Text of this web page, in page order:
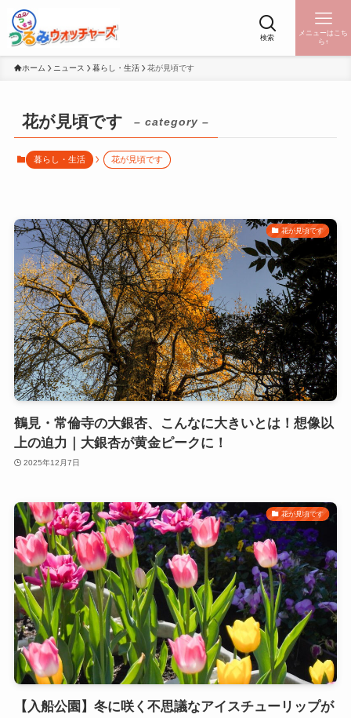
検索
メニューはこち
ら↑
ホーム ニュース 暮らし・生活 花が見頃です
花が見頃です – category –
暮らし・生活 花が見頃です
花が見頃です
鶴見・常倫寺の大銀杏、こんなに大きいとは！想像以
上の迫力｜大銀杏が黄金ピークに！
2025年12月7日
花が見頃です
【入船公園】冬に咲く不思議なアイスチューリップが